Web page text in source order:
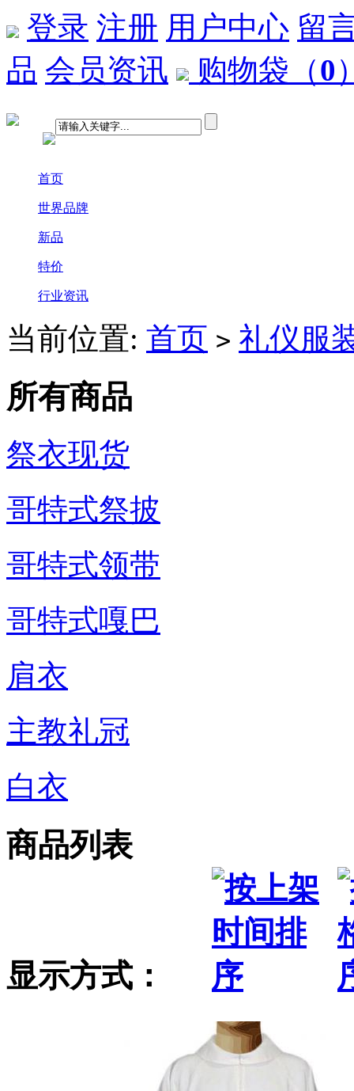
登录 注册 用户中心 留
品 会员资讯 购物袋 （0
首页
世界品牌
新品
特价
行业资讯
当前位置: 首页 > 礼仪服
所有商品
祭衣现货
哥特式祭披
哥特式领带
哥特式嘎巴
肩衣
主教礼冠
白衣
商品列表
显示方式：